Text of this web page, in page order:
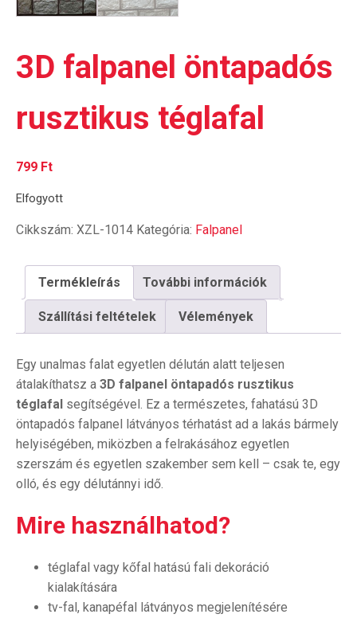
3D falpanel öntapadós
rusztikus téglafal
799 Ft
Elfogyott
Cikkszám: XZL-1014 Kategória: Falpanel
Termékleírás További információk
Szállítási feltételek Vélemények
Egy unalmas falat egyetlen délután alatt teljesen
átalakíthatsz a 3D falpanel öntapadós rusztikus
téglafal segítségével. Ez a természetes, fahatású 3D
öntapadós falpanel látványos térhatást ad a lakás bármely
helyiségében, miközben a felrakásához egyetlen
szerszám és egyetlen szakember sem kell – csak te, egy
olló, és egy délutánnyi idő.
Mire használhatod?
téglafal vagy kőfal hatású fali dekoráció
kialakítására
tv-fal, kanapéfal látványos megjelenítésére